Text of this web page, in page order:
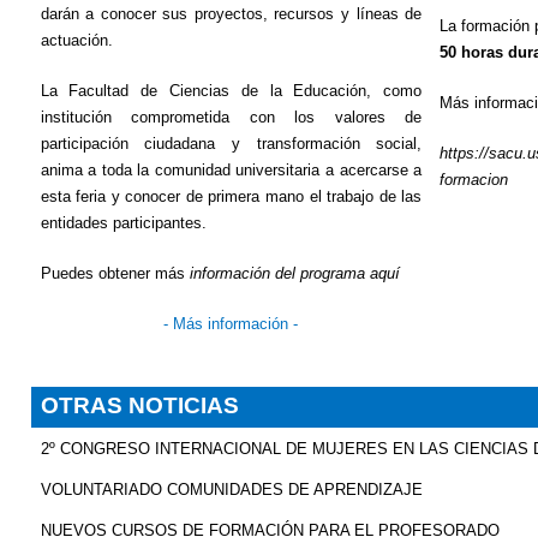
darán a conocer sus proyectos, recursos y líneas de
actuación.
La Facultad de Ciencias de la Educación, como
institución comprometida con los valores de
participación ciudadana y transformación social,
anima a toda la comunidad universitaria a acercarse a
esta feria y conocer de primera mano el trabajo de las
entidades participantes.
Puedes obtener más información del programa aquí
La formación
50 horas
Más
https://
formacion
- Más información -
OTRAS NOTICIAS
2º CONGRESO INTERNACIONAL DE MUJERES EN LAS CIENCIAS
VOLUNTARIADO COMUNIDADES DE APRENDIZAJE
NUEVOS CURSOS DE FORMACIÓN PARA EL PROFESORADO